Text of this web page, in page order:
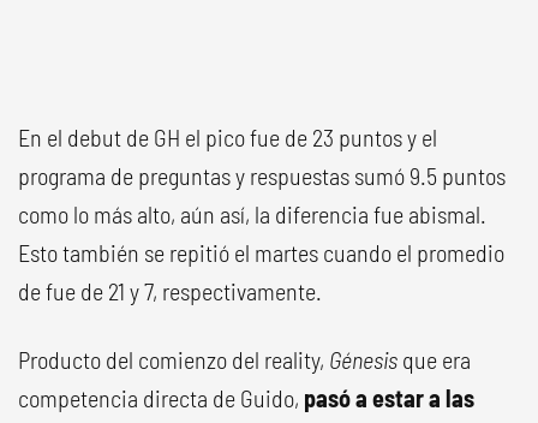
En el debut de GH el pico fue de 23 puntos y el
programa de preguntas y respuestas sumó 9.5 puntos
como lo más alto, aún así, la diferencia fue abismal.
Esto también se repitió el martes cuando el promedio
de fue de 21 y 7, respectivamente.
Producto del comienzo del reality, Génesis que era
competencia directa de Guido, pasó a estar a las